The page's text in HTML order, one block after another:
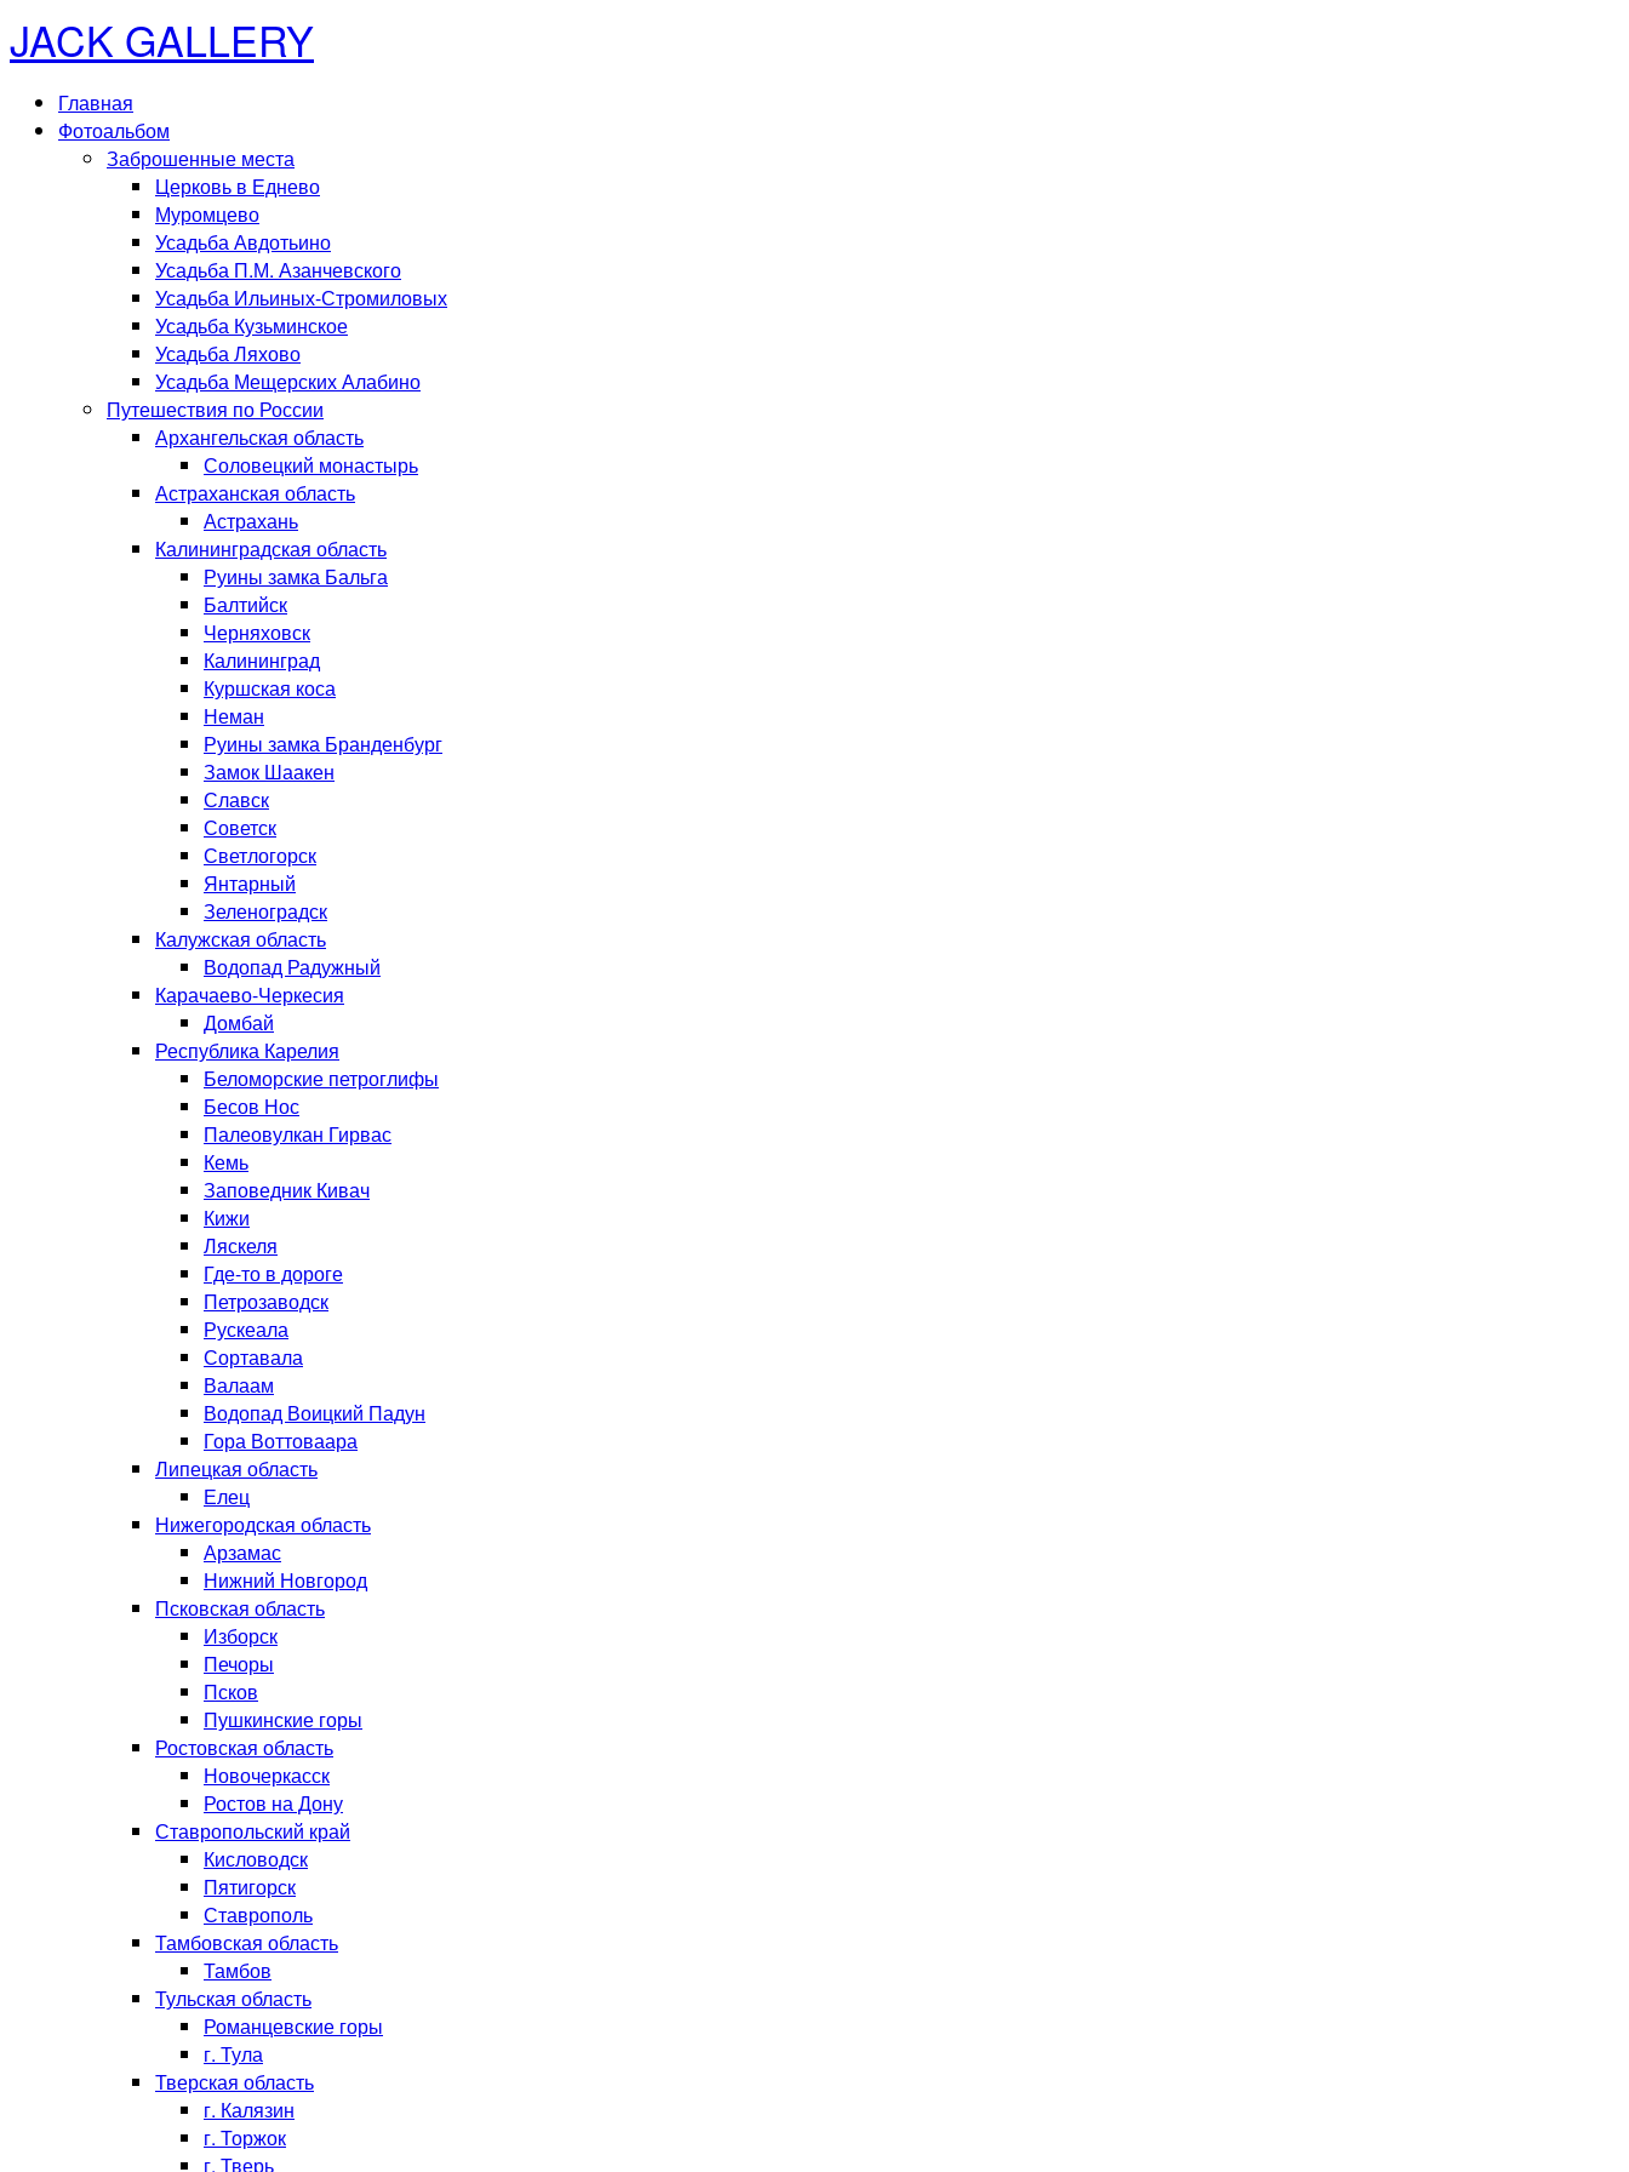
JACK GALLERY
Главная
Фотоальбом
Заброшенные места
Церковь в Еднево
Муромцево
Усадьба Авдотьино
Усадьба П.М. Азанчевского
Усадьба Ильиных-Стромиловых
Усадьба Кузьминское
Усадьба Ляхово
Усадьба Мещерских Алабино
Путешествия по России
Архангельская область
Соловецкий монастырь
Астраханская область
Астрахань
Калининградская область
Руины замка Бальга
Балтийск
Черняховск
Калининград
Куршская коса
Неман
Руины замка Бранденбург
Замок Шаакен
Славск
Советск
Светлогорск
Янтарный
Зеленоградск
Калужская область
Водопад Радужный
Карачаево-Черкесия
Домбай
Республика Карелия
Беломорские петроглифы
Бесов Нос
Палеовулкан Гирвас
Кемь
Заповедник Кивач
Кижи
Ляскеля
Где-то в дороге
Петрозаводск
Рускеала
Сортавала
Валаам
Водопад Воицкий Падун
Гора Воттоваара
Липецкая область
Елец
Нижегородская область
Арзамас
Нижний Новгород
Псковская область
Изборск
Печоры
Псков
Пушкинские горы
Ростовская область
Новочеркасск
Ростов на Дону
Ставропольский край
Кисловодск
Пятигорск
Ставрополь
Тамбовская область
Тамбов
Тульская область
Романцевские горы
г. Тула
Тверская область
г. Калязин
г. Торжок
г. Тверь